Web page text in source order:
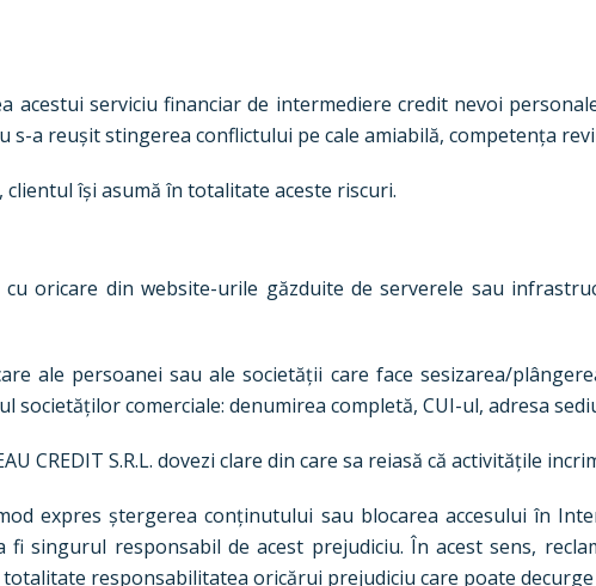
serviciu financiar de intermediere credit nevoi
s-a reușit stingerea conflictului pe cale amiabilă, competența
clientul își asumă în totalitate aceste riscuri.
oricare din website-urile găzduite de serverele sau
ale persoanei sau ale societății care face sesizarea/
societăților comerciale: denumirea completă, CUI-ul, adresa
CREDIT S.R.L. dovezi clare din care sa reiasă că activitățile
expres ștergerea conținutului sau blocarea accesului în
singurul responsabil de acest prejudiciu. În acest sens,
responsabilitatea oricărui prejudiciu care poate decurge